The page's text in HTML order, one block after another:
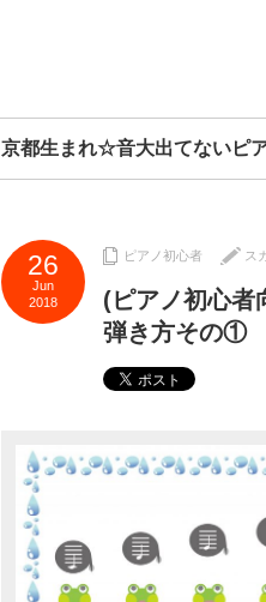
京都生まれ☆音大出てないピ
26
Jun
2018
ピアノ初心者 ス
(ピアノ初心者
弾き方その①